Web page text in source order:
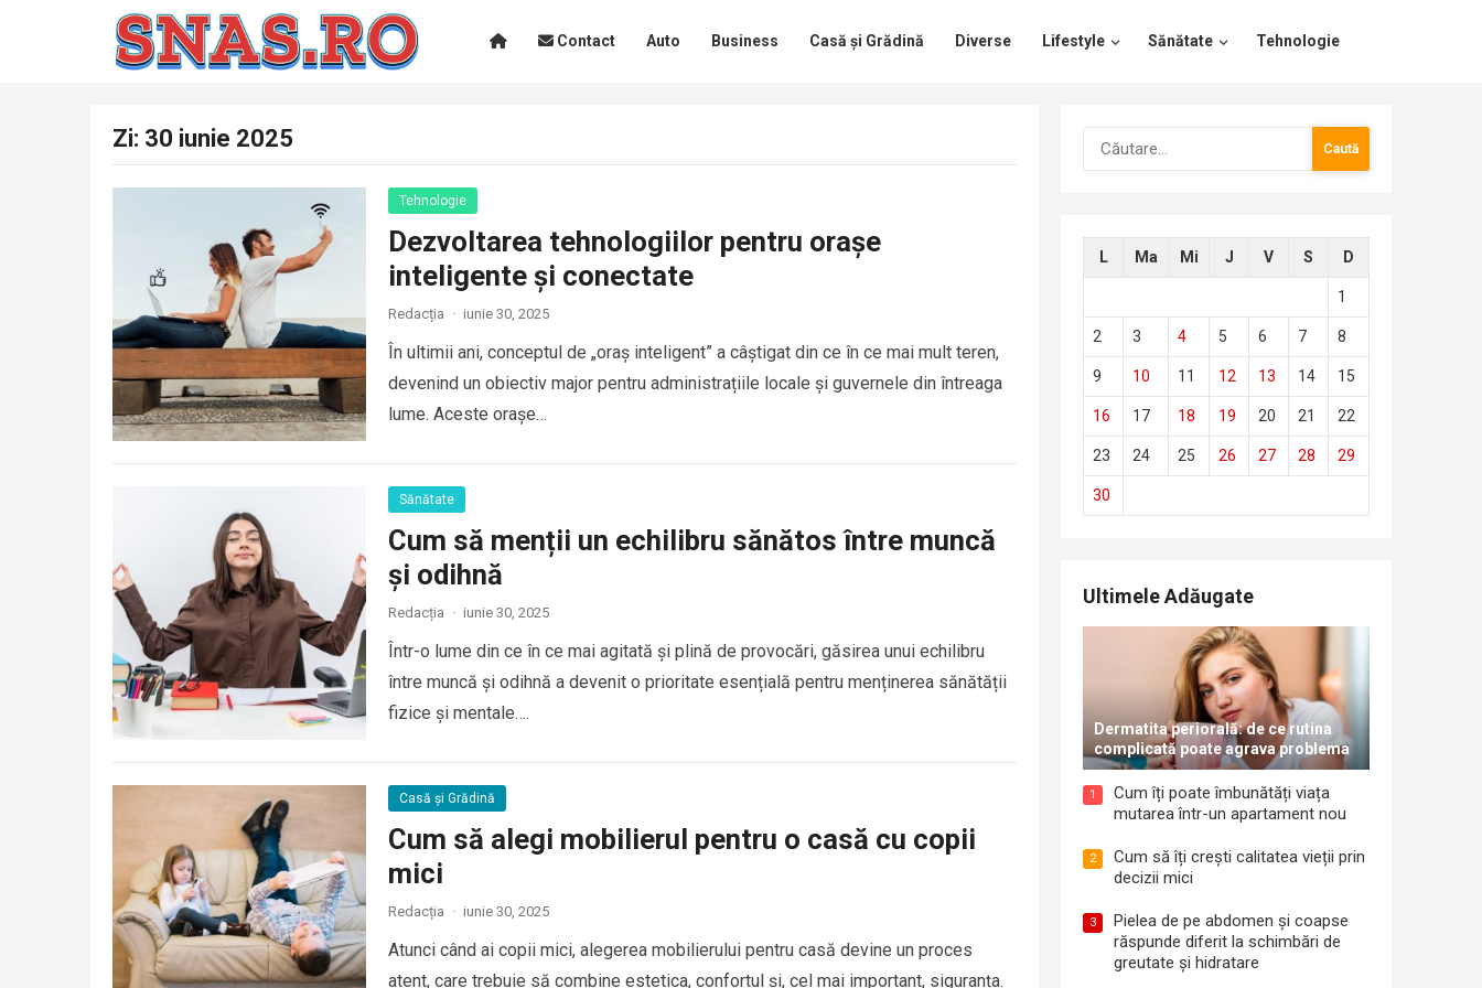
Contact Auto Business Casă și Grădină Diverse Lifestyle Sănătate Tehnologie
Zi: 30 iunie 2025
Tehnologie
Dezvoltarea tehnologiilor pentru orașe
inteligente și conectate
Redacția · iunie 30, 2025
În ultimii ani, conceptul de „oraș inteligent” a câștigat din ce în ce mai mult teren,
devenind un obiectiv major pentru administrațiile locale și guvernele din întreaga
lume. Aceste orașe…
Sănătate
Cum să menții un echilibru sănătos între muncă
și odihnă
Redacția · iunie 30, 2025
Într-o lume din ce în ce mai agitată și plină de provocări, găsirea unui echilibru
între muncă și odihnă a devenit o prioritate esențială pentru menținerea sănătății
fizice și mentale….
Casă și Grădină
Cum să alegi mobilierul pentru o casă cu copii
mici
Redacția · iunie 30, 2025
Atunci când ai copii mici, alegerea mobilierului pentru casă devine un proces
atent, care trebuie să combine estetica, confortul și, cel mai important, siguranța.
Caută
după:
L Ma Mi J V S D
1
2 3 4 5 6 7 8
9 10 11 12 13 14 15
16 17 18 19 20 21 22
23 24 25 26 27 28 29
30
Ultimele Adăugate
Dermatita periorală: de ce rutina
complicată poate agrava problema
1
Cum îți poate îmbunătăți viața
mutarea într-un apartament nou
2
Cum să îți crești calitatea vieții prin
decizii mici
3
Pielea de pe abdomen și coapse
răspunde diferit la schimbări de
greutate și hidratare